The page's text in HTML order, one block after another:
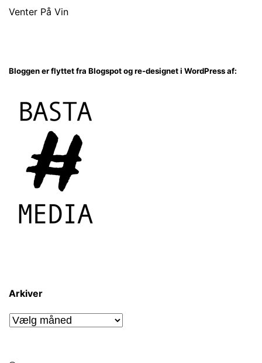
Venter På Vin
Bloggen er flyttet fra Blogspot og re-designet i WordPress af:
Arkiver
Arkiver